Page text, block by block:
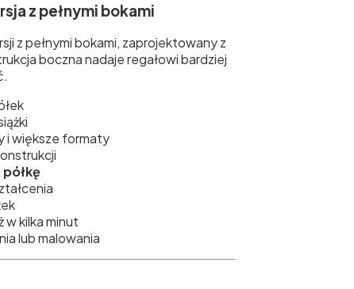
z pełnymi bokami
z pełnymi bokami, zaprojektowany z
boczna nadaje regałowi bardziej
i większe formaty
półkę
kilka minut
lub malowania